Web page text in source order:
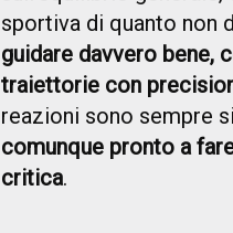
sportiva di quanto non
guidare davvero bene,
traiettorie con
reazioni sono sempre
comunque pronto a
critica.